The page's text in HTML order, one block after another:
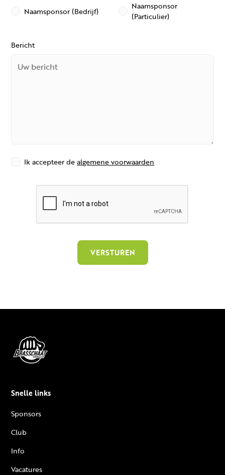
Naamsponsor (Bedrijf)
Naamsponsor
(Particulier)
Bericht
Ik accepteer dealgemene voorwaarden
Snelle links
Sponsors
Club
Info
Vacatures